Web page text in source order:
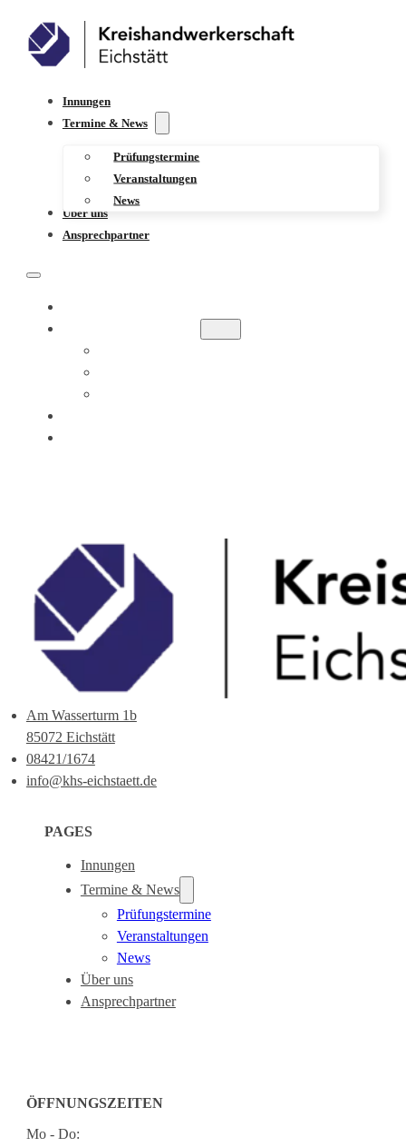
Innungen
Termine & News
Prüfungstermine
Veranstaltungen
News
Über uns
Ansprechpartner
Am Wasserturm 1b
85072 Eichstätt
08421/1674
info@khs-eichstaett.de
PAGES
Innungen
Termine & News
Prüfungstermine
Veranstaltungen
News
Über uns
Ansprechpartner
ÖFFNUNGSZEITEN
Mo - Do: